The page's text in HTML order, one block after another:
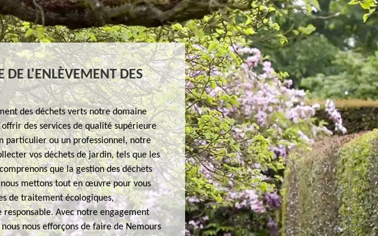
DE L'ENLÈVEMENT DES
des déchets verts notre domaine
des services de qualité supérieure
particulier ou un professionnel, notre
vos déchets de jardin, tels que les
que la gestion des déchets
mettons tout en œuvre pour vous
de traitement écologiques,
Avec notre engagement
nous efforçons de faire de Nemours